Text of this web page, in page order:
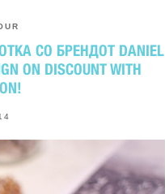
СО БРЕНДОТ DANIEL
ON DISCOUNT WITH